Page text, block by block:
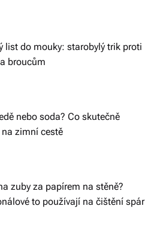
list do mouky: starobylý trik proti
broucům
nebo soda? Co skutečně
zimní cestě
zuby za papírem na stěně?
to používají na čištění spár